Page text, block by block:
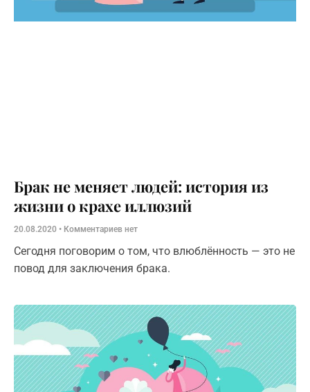
Брак не меняет людей: история из
жизни о крахе иллюзий
20.08.2020 Комментариев нет
Сегодня поговорим о том, что влюблённость — это не
повод для заключения брака.